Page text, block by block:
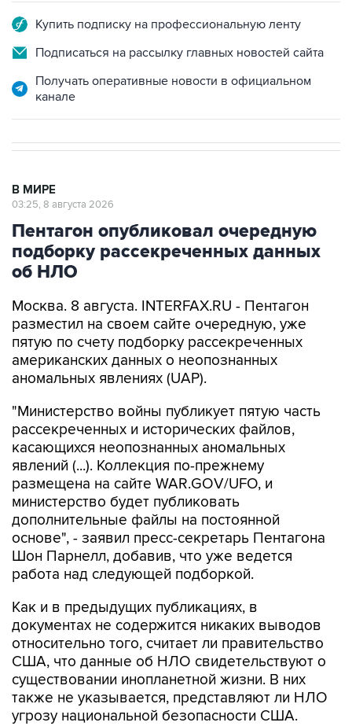
Купить подписку на профессиональную ленту
Подписаться на рассылку главных новостей сайта
Получать оперативные новости в официальном
канале
В МИРЕ
03:25, 8 августа 2026
Пентагон опубликовал очередную
подборку рассекреченных данных
об НЛО
Москва. 8 августа. INTERFAX.RU - Пентагон
разместил на своем сайте очередную, уже
пятую по счету подборку рассекреченных
американских данных о неопознанных
аномальных явлениях (UAP).
"Министерство войны публикует пятую часть
рассекреченных и исторических файлов,
касающихся неопознанных аномальных
явлений (...). Коллекция по-прежнему
размещена на сайте WAR.GOV/UFO, и
министерство будет публиковать
дополнительные файлы на постоянной
основе", - заявил пресс-секретарь Пентагона
Шон Парнелл, добавив, что уже ведется
работа над следующей подборкой.
Как и в предыдущих публикациях, в
документах не содержится никаких выводов
относительно того, считает ли правительство
США, что данные об НЛО свидетельствуют о
существовании инопланетной жизни. В них
также не указывается, представляют ли НЛО
угрозу национальной безопасности США.